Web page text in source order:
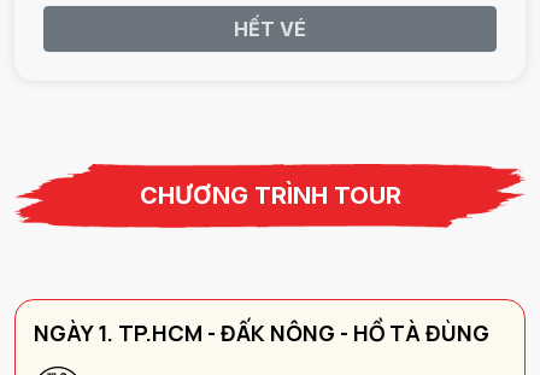
HẾT VÉ
CHƯƠNG TRÌNH TOUR
NGÀY 1. TP.HCM - ĐẤK NÔNG - HỒ TÀ ĐÙNG